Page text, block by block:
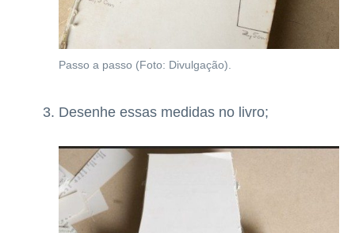
Passo a passo (Foto: Divulgação).
Desenhe essas medidas no livro;